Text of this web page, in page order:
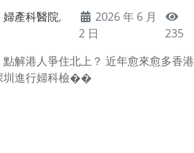
婦產科醫院,
2026 年 6 月
2 日
235
解港人爭住北上？ 近年愈來愈多香港
圳進行婦科檢��